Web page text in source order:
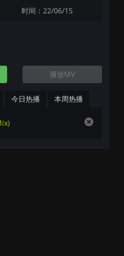
时间：22/06/15
播放MV
今日热播 本周热播